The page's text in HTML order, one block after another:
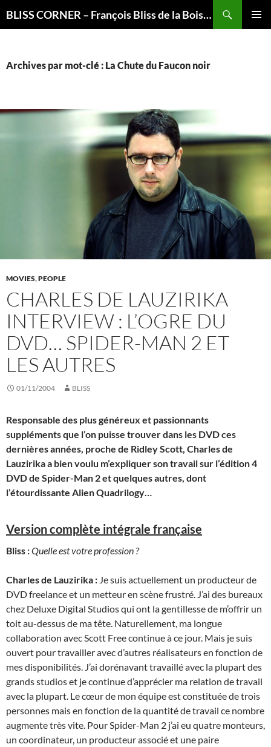
BLISS CORNER – François Bliss de la Boissière is here
Archives par mot-clé : La Chute du Faucon noir
MOVIES,PEOPLE
CHARLES DE LAUZIRIKA
INTERVIEW : L’OGRE DU
DVD… SPIDER-MAN 2 ET
LES AUTRES
01/11/2004 BLISS
Responsable des plus généreux et passionnants
suppléments que l’on puisse trouver dans les DVD ces
dernières années, proche de Ridley Scott, Charles de
Lauzirika a bien voulu m’expliquer son travail sur l’édition 4
DVD de Spider-Man 2 et quelques autres, dont
l’étourdissante Alien Quadrilogy…
Version complète intégrale française
Bliss :Quelle est votre profession ?
Charles de Lauzirika : Je suis actuellement un producteur de
DVD freelance et un metteur en scène frustré. J’ai des bureaux
chez Deluxe Digital Studios qui ont la gentillesse de m’offrir un
toit au-dessus de ma tête. Naturellement, ma longue
collaboration avec Scott Free continue à ce jour. Mais je suis
ouvert pour travailler avec d’autres réalisateurs en fonction de
mes disponibilités. J’ai dorénavant travaillé avec la plupart des
grands studios et je continue d’apprécier ma relation de travail
avec la plupart. Le cœur de mon équipe est constituée de trois
personnes mais en fonction de la quantité de travail ce nombre
augmente très vite. Pour Spider-Man 2 j’ai eu quatre monteurs,
un coordinateur, un producteur associé et une paire